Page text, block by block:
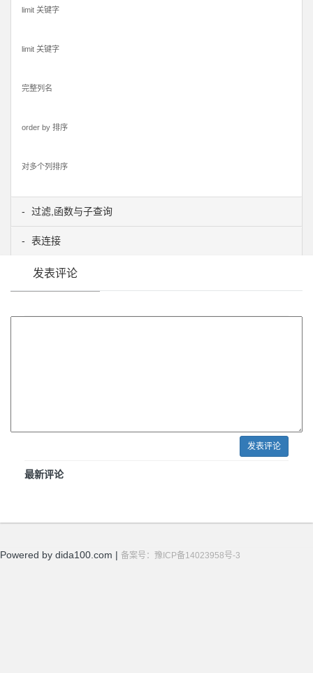
limit 关键字
limit 关键字
完整列名
order by 排序
对多个列排序
过滤,函数与子查询
表连接
发表评论
发表评论
最新评论
Powered by dida100.com | 备案号：豫ICP备14023958号-3